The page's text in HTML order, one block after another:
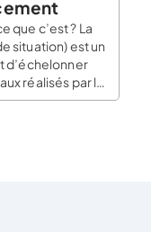
que c’est ? La
situation) est un
réalisés par le
En